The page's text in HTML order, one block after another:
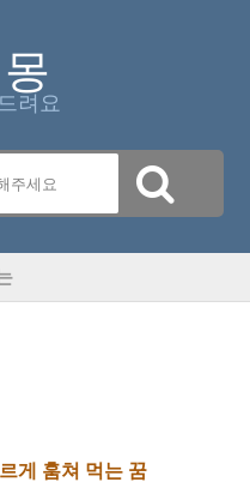
려요
게 훔쳐 먹는 꿈